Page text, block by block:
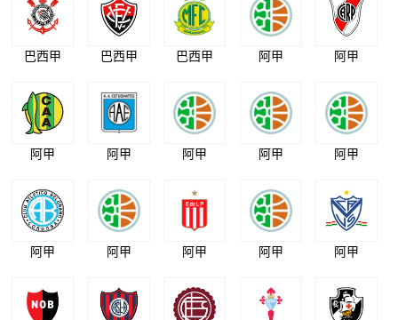
巴西甲 巴西甲 巴西甲 阿甲 阿甲
阿甲 阿甲 阿甲 阿甲 阿甲
阿甲 阿甲 阿甲 阿甲 阿甲